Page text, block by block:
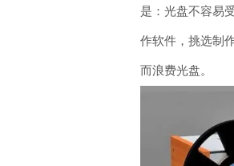
是：光盘不容易
作软件，挑选制
而浪费光盘。